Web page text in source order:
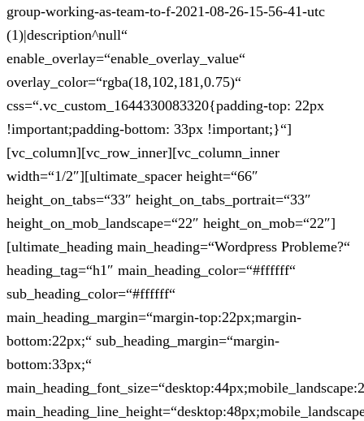
group-working-as-team-to-f-2021-08-26-15-56-41-utc
(1)|description^null“
enable_overlay=“enable_overlay_value“
overlay_color=“rgba(18,102,181,0.75)“
css=“.vc_custom_1644330083320{padding-top: 22px
!important;padding-bottom: 33px !important;}“]
[vc_column][vc_row_inner][vc_column_inner
width=“1/2″][ultimate_spacer height=“66″
height_on_tabs=“33″ height_on_tabs_portrait=“33″
height_on_mob_landscape=“22″ height_on_mob=“22″]
[ultimate_heading main_heading=“Wordpress Probleme?“
heading_tag=“h1″ main_heading_color=“#ffffff“
sub_heading_color=“#ffffff“
main_heading_margin=“margin-top:22px;margin-
bottom:22px;“ sub_heading_margin=“margin-
bottom:33px;“